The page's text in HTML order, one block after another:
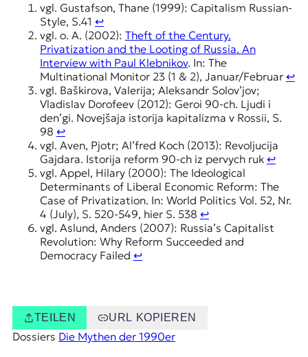
vgl. Gustafson, Thane (1999): Capitalism Russian-
Style, S.41 ↩︎
vgl. o. A. (2002): Theft of the Century.
Privatization and the Looting of Russia. An
Interview with Paul Klebnikov. In: The
Multinational Monitor 23 (1 & 2), Januar/Februar ↩︎
vgl. Baškirova, Valerija; Aleksandr Solov’jov;
Vladislav Dorofeev (2012): Geroi 90-ch. Ljudi i
den’gi. Novejšaja istorija kapitalizma v Rossii, S.
98 ↩︎
vgl. Aven, Pjotr; Al’fred Koch (2013): Revoljucija
Gajdara. Istorija reform 90-ch iz pervych ruk ↩︎
vgl. Appel, Hilary (2000): The Ideological
Determinants of Liberal Economic Reform: The
Case of Privatization. In: World Politics Vol. 52, Nr.
4 (July), S. 520-549, hier S. 538 ↩︎
vgl. Aslund, Anders (2007): Russia’s Capitalist
Revolution: Why Reform Succeeded and
Democracy Failed ↩︎
TEILEN URL KOPIEREN
Dossiers Die Mythen der 1990er